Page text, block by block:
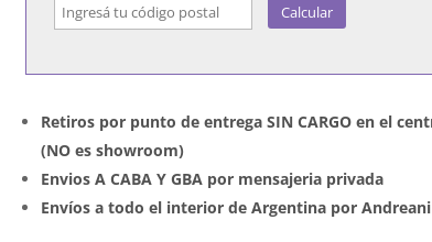
Calcular
Retiros por punto de entrega SIN CARGO en el
(NO es showroom)
Envios A CABA Y GBA por mensajeria privada
Envíos a todo el interior de Argentina por Andreani